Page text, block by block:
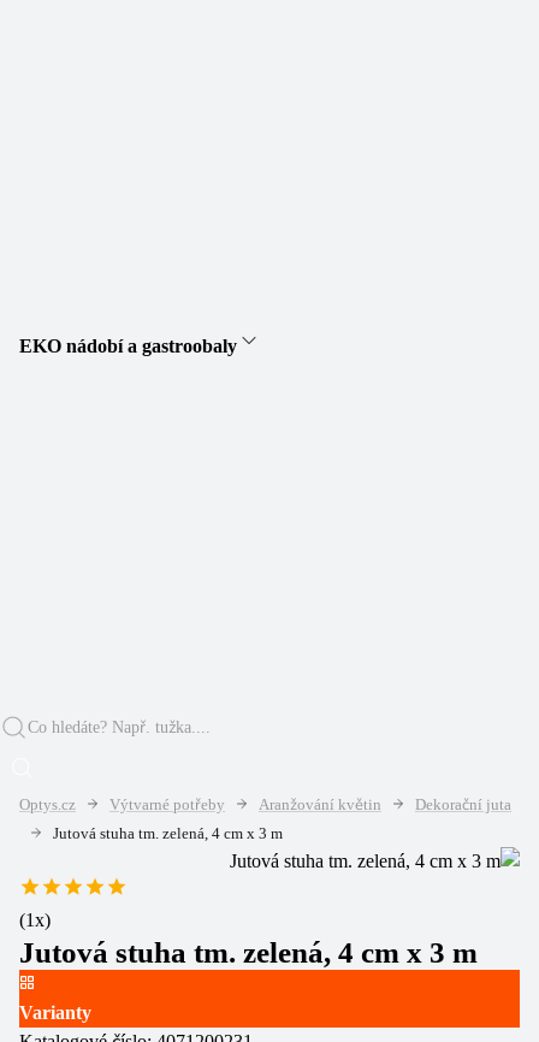
EKO nádobí a gastroobaly
Optys.cz Výtvarné potřeby Aranžování květin
Dekorační juta
Jutová stuha tm. zelená, 4 cm x 3 m
(1x)
Jutová stuha tm. zelená, 4 cm x 3 m
Varianty